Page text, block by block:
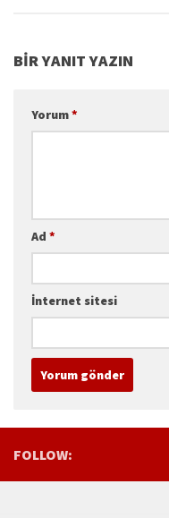
BIR YANIT YAZIN
Yorum*
Ad *
İnternet sitesi
FOLLOW: